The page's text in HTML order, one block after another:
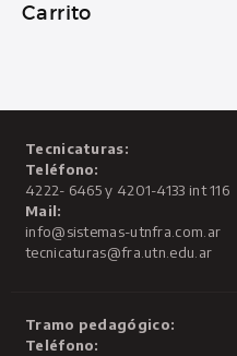
Carrito
Tecnicaturas:
Teléfono:
4222- 6465 y 4201-4133 int 116
Mail:
info@sistemas-utnfra.com.ar
tecnicaturas@fra.utn.edu.ar
Tramo pedagógico:
Teléfono: